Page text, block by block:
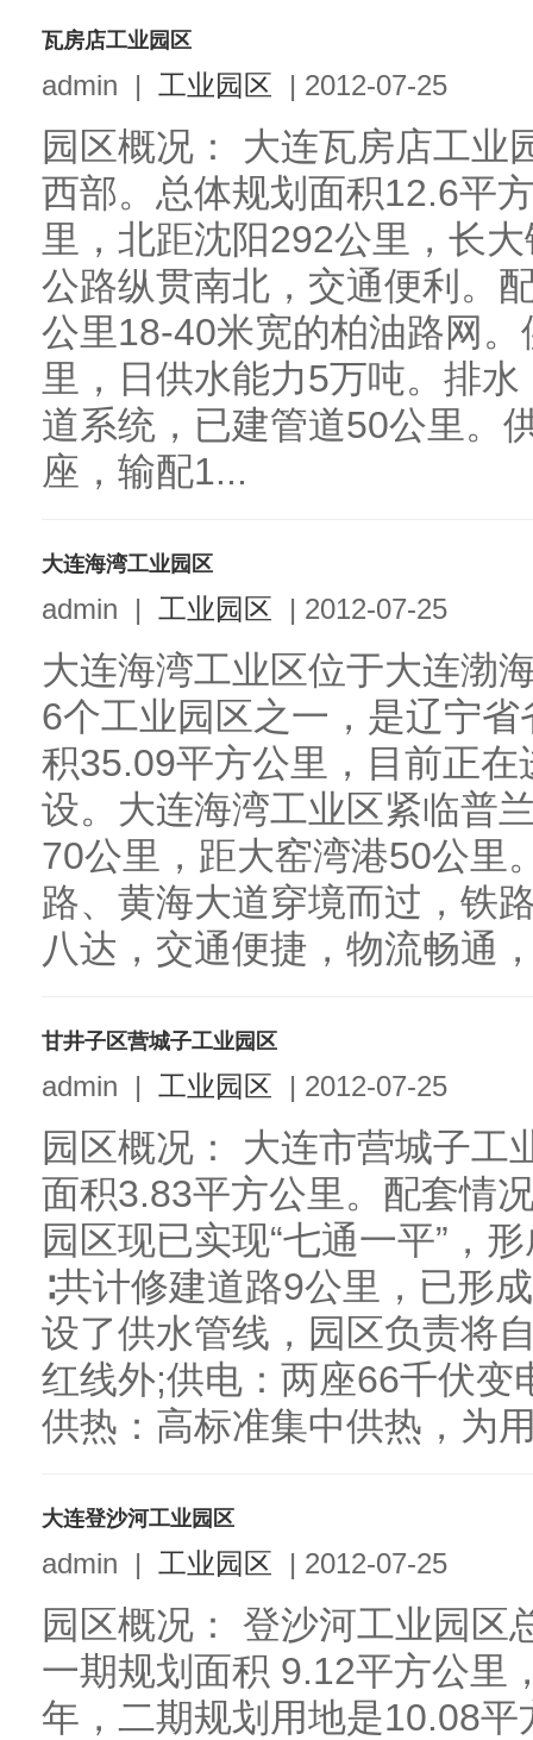
瓦房店工业园区
admin | 工业园区 | 2012-07-25
园区概况： 大连瓦房店工业
西部。总体规划面积12.6平
里，北距沈阳292公里，长
公路纵贯南北，交通便利。
公里18-40米宽的柏油路网
里，日供水能力5万吨。排
道系统，已建管道50公里。
座，输配1...
大连海湾工业园区
admin | 工业园区 | 2012-07-25
大连海湾工业区位于大连渤
6个工业园区之一，是辽宁
积35.09平方公里，目前正在
设。大连海湾工业区紧临普
70公里，距大窑湾港50公里
路、黄海大道穿境而过，铁
八达，交通便捷，物流畅通
甘井子区营城子工业园区
admin | 工业园区 | 2012-07-25
园区概况： 大连市营城子工
面积3.83平方公里。配套情
园区现已实现“七通一平”，
∶共计修建道路9公里，已形
设了供水管线，园区负责将
红线外;供电：两座66千伏变
供热：高标准集中供热，为
大连登沙河工业园区
admin | 工业园区 | 2012-07-25
园区概况： 登沙河工业园区
一期规划面积 9.12平方公里
年，二期规划用地是10.08